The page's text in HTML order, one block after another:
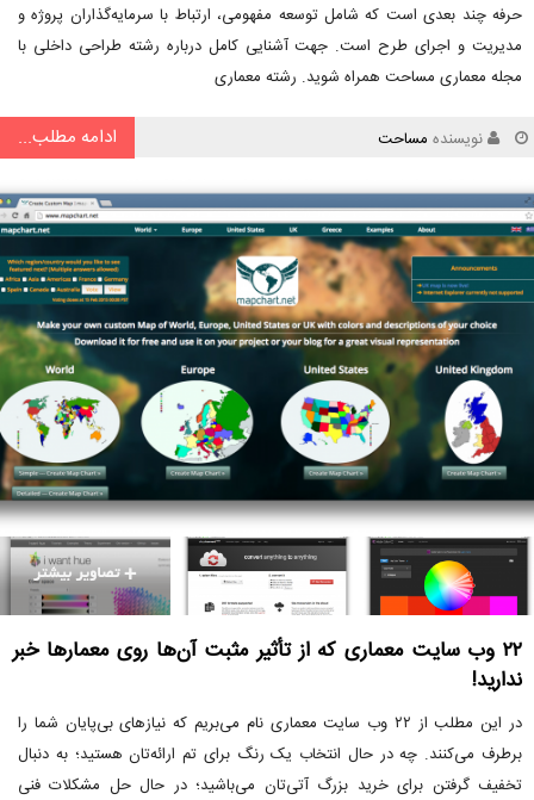
حرفه چند بعدی است که شامل توسعه مفهومی، ارتباط با سرمایه‌گذاران پروژه و
مدیریت و اجرای طرح است. جهت آشنایی کامل درباره رشته طراحی داخلی با
مجله معماری مساحت همراه شوید. رشته معماری
نویسنده مساحت ادامه مطلب...
۲۲ وب سایت معماری که از تأثیر مثبت آن‌ها روی معمارها خبر
ندارید!
در این مطلب از ۲۲ وب سایت معماری نام می‌بریم که نیازهای بی‌پایان شما را
برطرف می‌کنند. چه در حال انتخاب یک رنگ برای تم ارائه‌تان هستید؛ به دنبال
تخفیف گرفتن برای خرید بزرگ آتی‌تان می‌باشید؛ در حال حل مشکلات فنی